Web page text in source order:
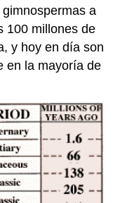
a
100 millones de
y hoy en día son
en la mayoría de